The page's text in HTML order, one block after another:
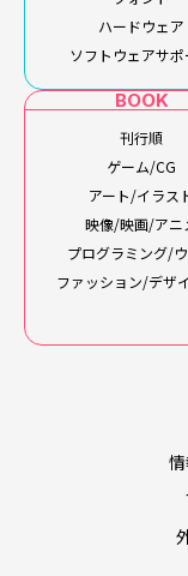
ハードウェア
ソフトウェアサポ
BOOK
刊行順
ゲーム/CG
アート/イラス
映像/映画/アニ
プログラミング/
ファッション/デザ